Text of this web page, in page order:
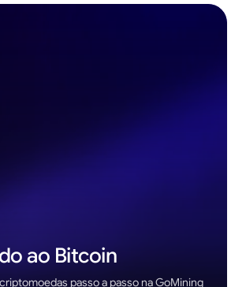
ao Bitcoin
passo a passo na GoMining